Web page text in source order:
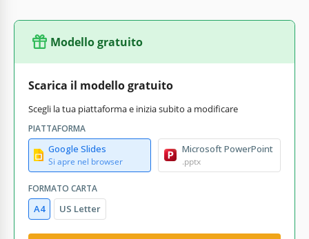
Modello gratuito
Scarica il modello gratuito
Scegli la tua piattaforma e inizia subito a modificare
PIATTAFORMA
Google Slides
Si apre nel browser
Microsoft PowerPoint
.pptx
FORMATO CARTA
A4 US Letter